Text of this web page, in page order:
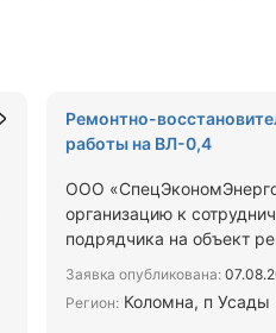
Ремонтно-
работы на ВЛ-0,4
ООО
организацию к
подрядчика на объект
Заявка опубликована:
Регион: Коломна, п Усады